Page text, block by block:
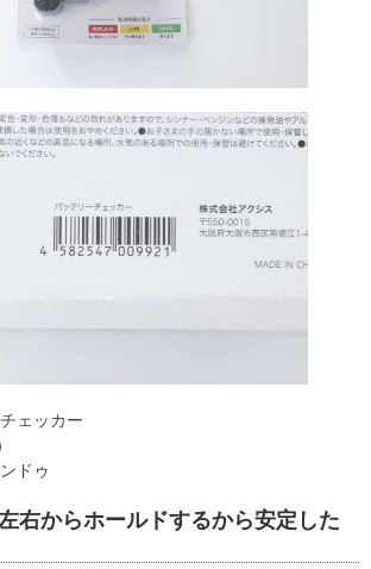
ェッカー
ドゥ
右からホールドするから安定した